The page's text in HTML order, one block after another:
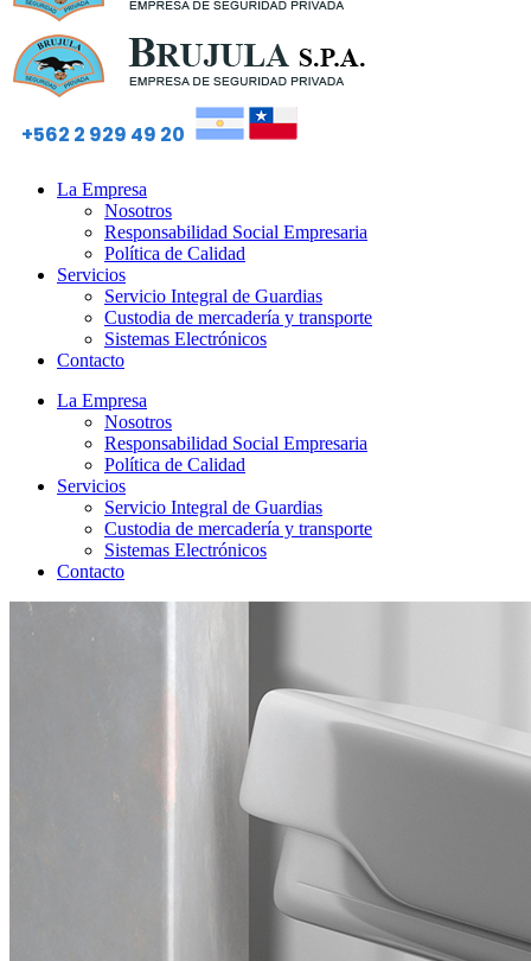
+562 2 929 49 20
La Empresa
Nosotros
Responsabilidad Social Empresaria
Política de Calidad
Servicios
Servicio Integral de Guardias
Custodia de mercadería y transporte
Sistemas Electrónicos
Contacto
La Empresa
Nosotros
Responsabilidad Social Empresaria
Política de Calidad
Servicios
Servicio Integral de Guardias
Custodia de mercadería y transporte
Sistemas Electrónicos
Contacto